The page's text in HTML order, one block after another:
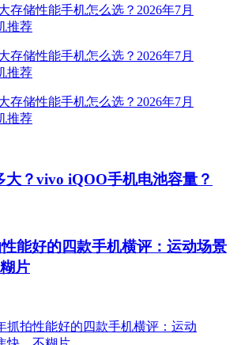
大？vivo iQOO手机电池容量？
能好的四款手机横评：运动场景
片